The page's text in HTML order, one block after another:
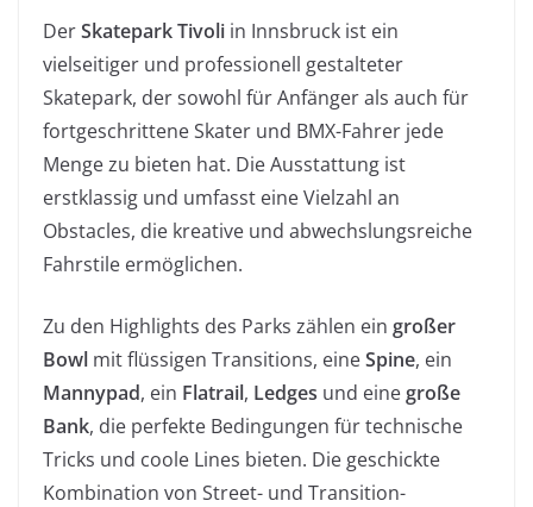
DerSkatepark Tivoli in Innsbruck ist ein
vielseitiger und professionell gestalteter
Skatepark, der sowohl für Anfänger als auch für
fortgeschrittene Skater und BMX-Fahrer jede
Menge zu bieten hat. Die Ausstattung ist
erstklassig und umfasst eine Vielzahl an
Obstacles, die kreative und abwechslungsreiche
Fahrstile ermöglichen.
Zu den Highlights des Parks zählen ein großer
Bowl mit flüssigen Transitions, eineSpine, ein
Mannypad, ein Flatrail, Ledges und einegroße
Bank, die perfekte Bedingungen für technische
Tricks und coole Lines bieten. Die geschickte
Kombination von Street- und Transition-